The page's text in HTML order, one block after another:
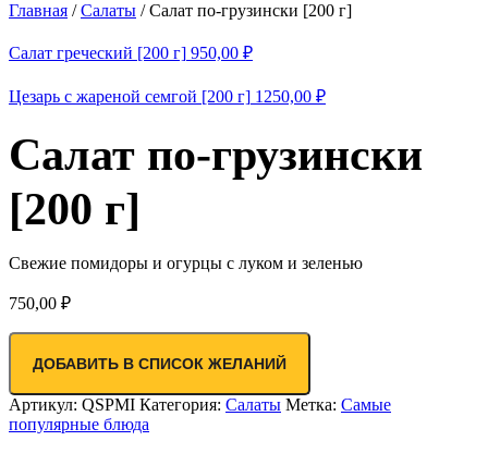
Главная /Салаты /Салат по-грузински [200 г]
Салат греческий [200 г] 950,00 ₽
Цезарь с жареной семгой [200 г] 1250,00 ₽
Салат по-грузински
[200 г]
Свежие помидоры и огурцы с луком и зеленью
750,00 ₽
ДОБАВИТЬ В СПИСОК ЖЕЛАНИЙ
Артикул: QSPMI Категория: Салаты Метка: Самые
популярные блюда